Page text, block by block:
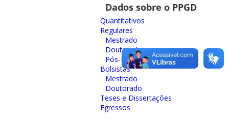
Dados sobre o PPGD
Quantitativos
Regulares
Mestrado
Doutorado
Pós-Doutorado
Bolsistas
Mestrado
Doutorado
Teses e Dissertações
Egressos